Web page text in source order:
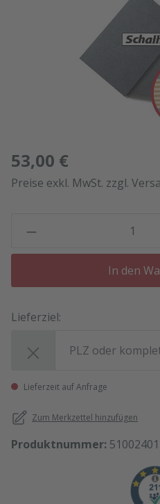
53,00 €
Preise exkl. MwSt. zzgl.
In den
Lieferziel:
Lieferzeit auf Anfrage
Zum Merkzettel hinzufügen
Produktnummer: 51002401